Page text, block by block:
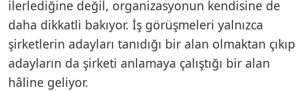
ilerlediğine değil, organizasyonun kendisine de
daha dikkatli bakıyor. İş görüşmeleri yalnızca
şirketlerin adayları tanıdığı bir alan olmaktan çıkıp
adayların da şirketi anlamaya çalıştığı bir alan
hâline geliyor.